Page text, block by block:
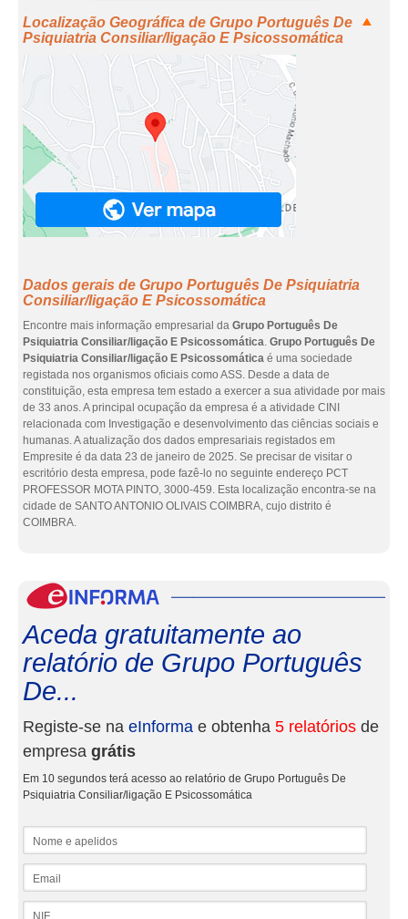
Localização Geográfica de Grupo Português De
Psiquiatria Consiliar/ligação E Psicossomática
Dados gerais de Grupo Português De Psiquiatria
Consiliar/ligação E Psicossomática
Encontre mais informação empresarial da Grupo Português De
Psiquiatria Consiliar/ligação E Psicossomática. Grupo Português De
Psiquiatria Consiliar/ligação E Psicossomática é uma sociedade
registada nos organismos oficiais como ASS. Desde a data de
constituição, esta empresa tem estado a exercer a sua atividade por mais
de 33 anos. A principal ocupação da empresa é a atividade CINI
relacionada com Investigação e desenvolvimento das ciências sociais e
humanas. A atualização dos dados empresariais registados em
Empresite é da data 23 de janeiro de 2025. Se precisar de visitar o
escritório desta empresa, pode fazê-lo no seguinte endereço PCT
PROFESSOR MOTA PINTO, 3000-459. Esta localização encontra-se na
cidade de SANTO ANTONIO OLIVAIS COIMBRA, cujo distrito é
COIMBRA.
Aceda gratuitamente ao
relatório de Grupo Português
De...
Registe-se na eInforma e obtenha 5 relatórios de
empresa grátis
Em 10 segundos terá acesso ao relatório de Grupo Português De
Psiquiatria Consiliar/ligação E Psicossomática